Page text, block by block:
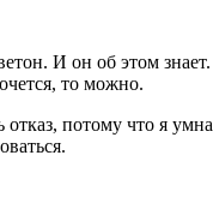
И он об этом
то можно.
потому что я